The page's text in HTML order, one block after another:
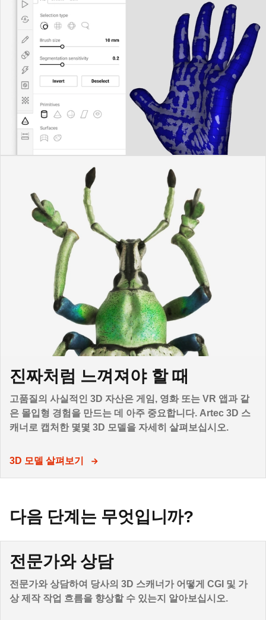
진짜처럼 느껴져야 할 때
고품질의 사실적인 3D 자산은 게임, 영화 또는 VR 앱과 같
은 몰입형 경험을 만드는 데 아주 중요합니다. Artec 3D 스
캐너로 캡처한 몇몇 3D 모델을 자세히 살펴보십시오.
3D 모델 살펴보기
다음 단계는 무엇입니까?
전문가와 상담
전문가와 상담하여 당사의 3D 스캐너가 어떻게 CGI 및 가
상 제작 작업 흐름을 향상할 수 있는지 알아보십시오.